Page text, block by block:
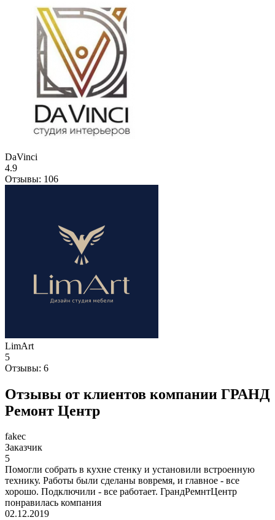
DaVinci
4.9
Отзывы: 106
LimArt
5
Отзывы: 6
Отзывы от клиентов компании ГРАНД
Ремонт Центр
fakec
Заказчик
5
Помогли собрать в кухне стенку и установили встроенную
технику. Работы были сделаны вовремя, и главное - все
хорошо. Подключили - все работает. ГрандРемнтЦентр
понравилась компания
02.12.2019